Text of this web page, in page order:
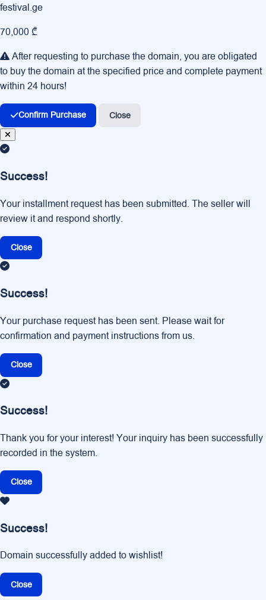
festival.ge
70,000 ₾
After requesting to purchase the domain, you are obligated
to buy the domain at the specified price and complete payment
within 24 hours!
Confirm Purchase Close
Success!
Your installment request has been submitted. The seller will
review it and respond shortly.
Close
Success!
Your purchase request has been sent. Please wait for
confirmation and payment instructions from us.
Close
Success!
Thank you for your interest! Your inquiry has been successfully
recorded in the system.
Close
Success!
Domain successfully added to wishlist!
Close